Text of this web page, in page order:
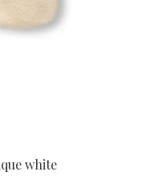
white